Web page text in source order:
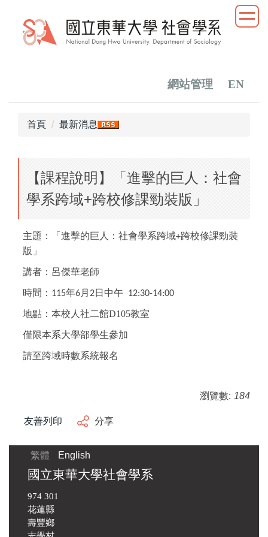
網站管理 EN
首頁 最新消息
【課程說明】「進擊的巨人：社會
學系跨域+跨校修課勁裝版」
主題 ： 「進擊的巨人：社會學系跨域+跨校修課勁裝
版」
講者 ： 呂傑華老師
時間 ： 115年6月 2日中午 12:30-14:00
地點 ：本校人社二館D105教室
僅限本系大學部學生參加
請至跨域時數系統報名
瀏覽數: 184
友善列印 分享
繁體 English
國立東華大學社會學系
974 301
花蓮縣
壽豐鄉